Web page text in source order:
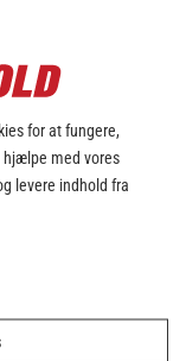
pr. kamp
23,7 pr.
1,96 pr.
på 10,83
på
for at fungere,
hjælpe med vores
levere indhold fra